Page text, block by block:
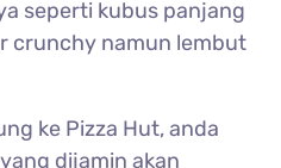
seperti kubus panjang
crunchy namun lembut
ke Pizza Hut, anda
dijamin akan